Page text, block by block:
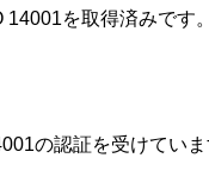
を取得済みです。
の認証を受けていま